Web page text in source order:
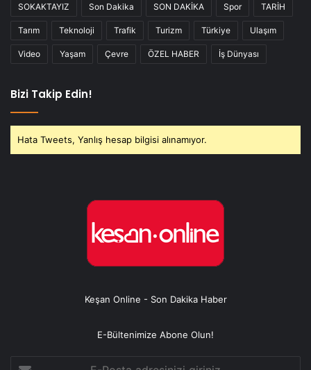
SOKAKTAYIZ Son Dakika SON DAKİKA Spor TARİH
Tarım Teknoloji Trafik Turizm Türkiye Ulaşım
Video Yaşam Çevre ÖZEL HABER İş Dünyası
Bizi Takip Edin!
Hata Tweets, Yanlış hesap bilgisi alınamıyor.
Keşan Online - Son Dakika Haber
E-Bültenimize Abone Olun!